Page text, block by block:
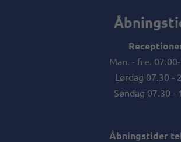
Man. - fre.
Lørdag 07.30 -
Søndag 07.30 -
Åbningstider